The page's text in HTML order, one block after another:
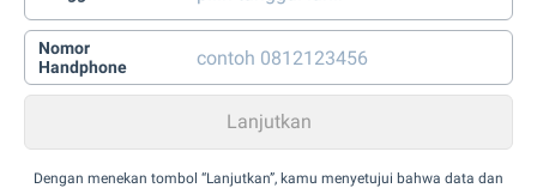
Nomor
Handphone
Dengan menekan tombol “Lanjutkan”, kamu menyetujui bahwa data dan